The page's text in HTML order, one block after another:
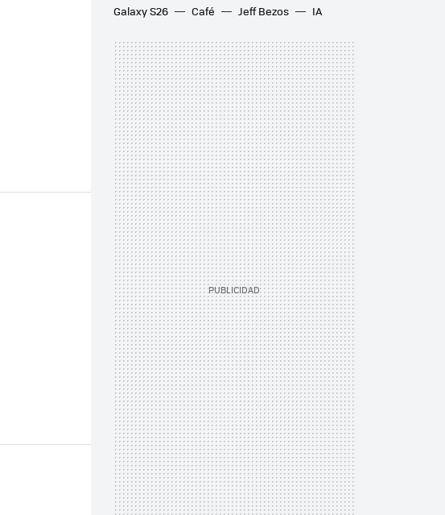
Galaxy S26
Café Jeff Bezos IA